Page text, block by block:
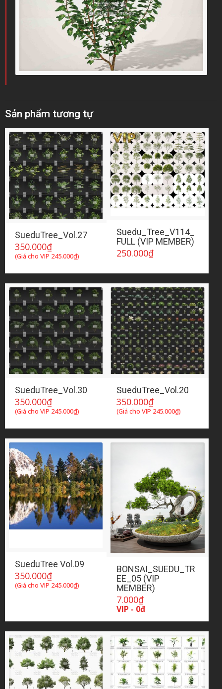
Sản phẩm tương tự
SueduTree_Vol.27
350.000₫
(Giá cho VIP 245.000₫)
Suedu_Tree_V114_
FULL (VIP MEMBER)
250.000₫
SueduTree_Vol.30
350.000₫
(Giá cho VIP 245.000₫)
SueduTree_Vol.20
350.000₫
(Giá cho VIP 245.000₫)
SueduTree Vol.09
350.000₫
(Giá cho VIP 245.000₫)
BONSAI_SUEDU_TR
EE_05 (VIP
MEMBER)
7.000₫
VIP - 0đ